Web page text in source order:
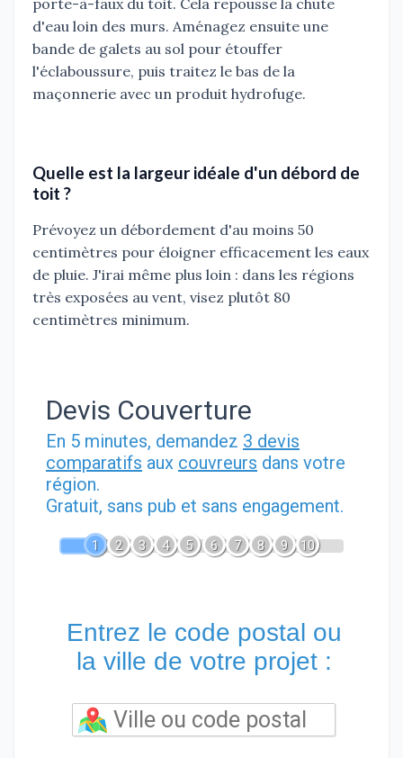
porte-à-faux du toit. Cela repousse la chute
d'eau loin des murs. Aménagez ensuite une
bande de galets au sol pour étouffer
l'éclaboussure, puis traitez le bas de la
maçonnerie avec un produit hydrofuge.
Quelle est la largeur idéale d'un débord de
toit ?
Prévoyez un débordement d'au moins 50
centimètres pour éloigner efficacement les eaux
de pluie. J'irai même plus loin : dans les régions
très exposées au vent, visez plutôt 80
centimètres minimum.
Devis Couverture
En 5 minutes, demandez 3 devis
comparatifs aux couvreurs dans votre
région.
Gratuit, sans pub et sans engagement.
1 2 3 4 5 6 7 8 9 10
Entrez le code postal ou
la ville de votre projet :